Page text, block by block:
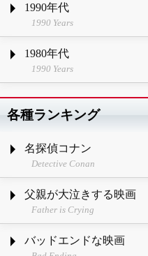
1990年代
1990 Years
1980年代
1990 Years
各種ランキング
名探偵コナン
Detective Conan
父親が大泣きする映画
Father is Crying
バッドエンドな映画